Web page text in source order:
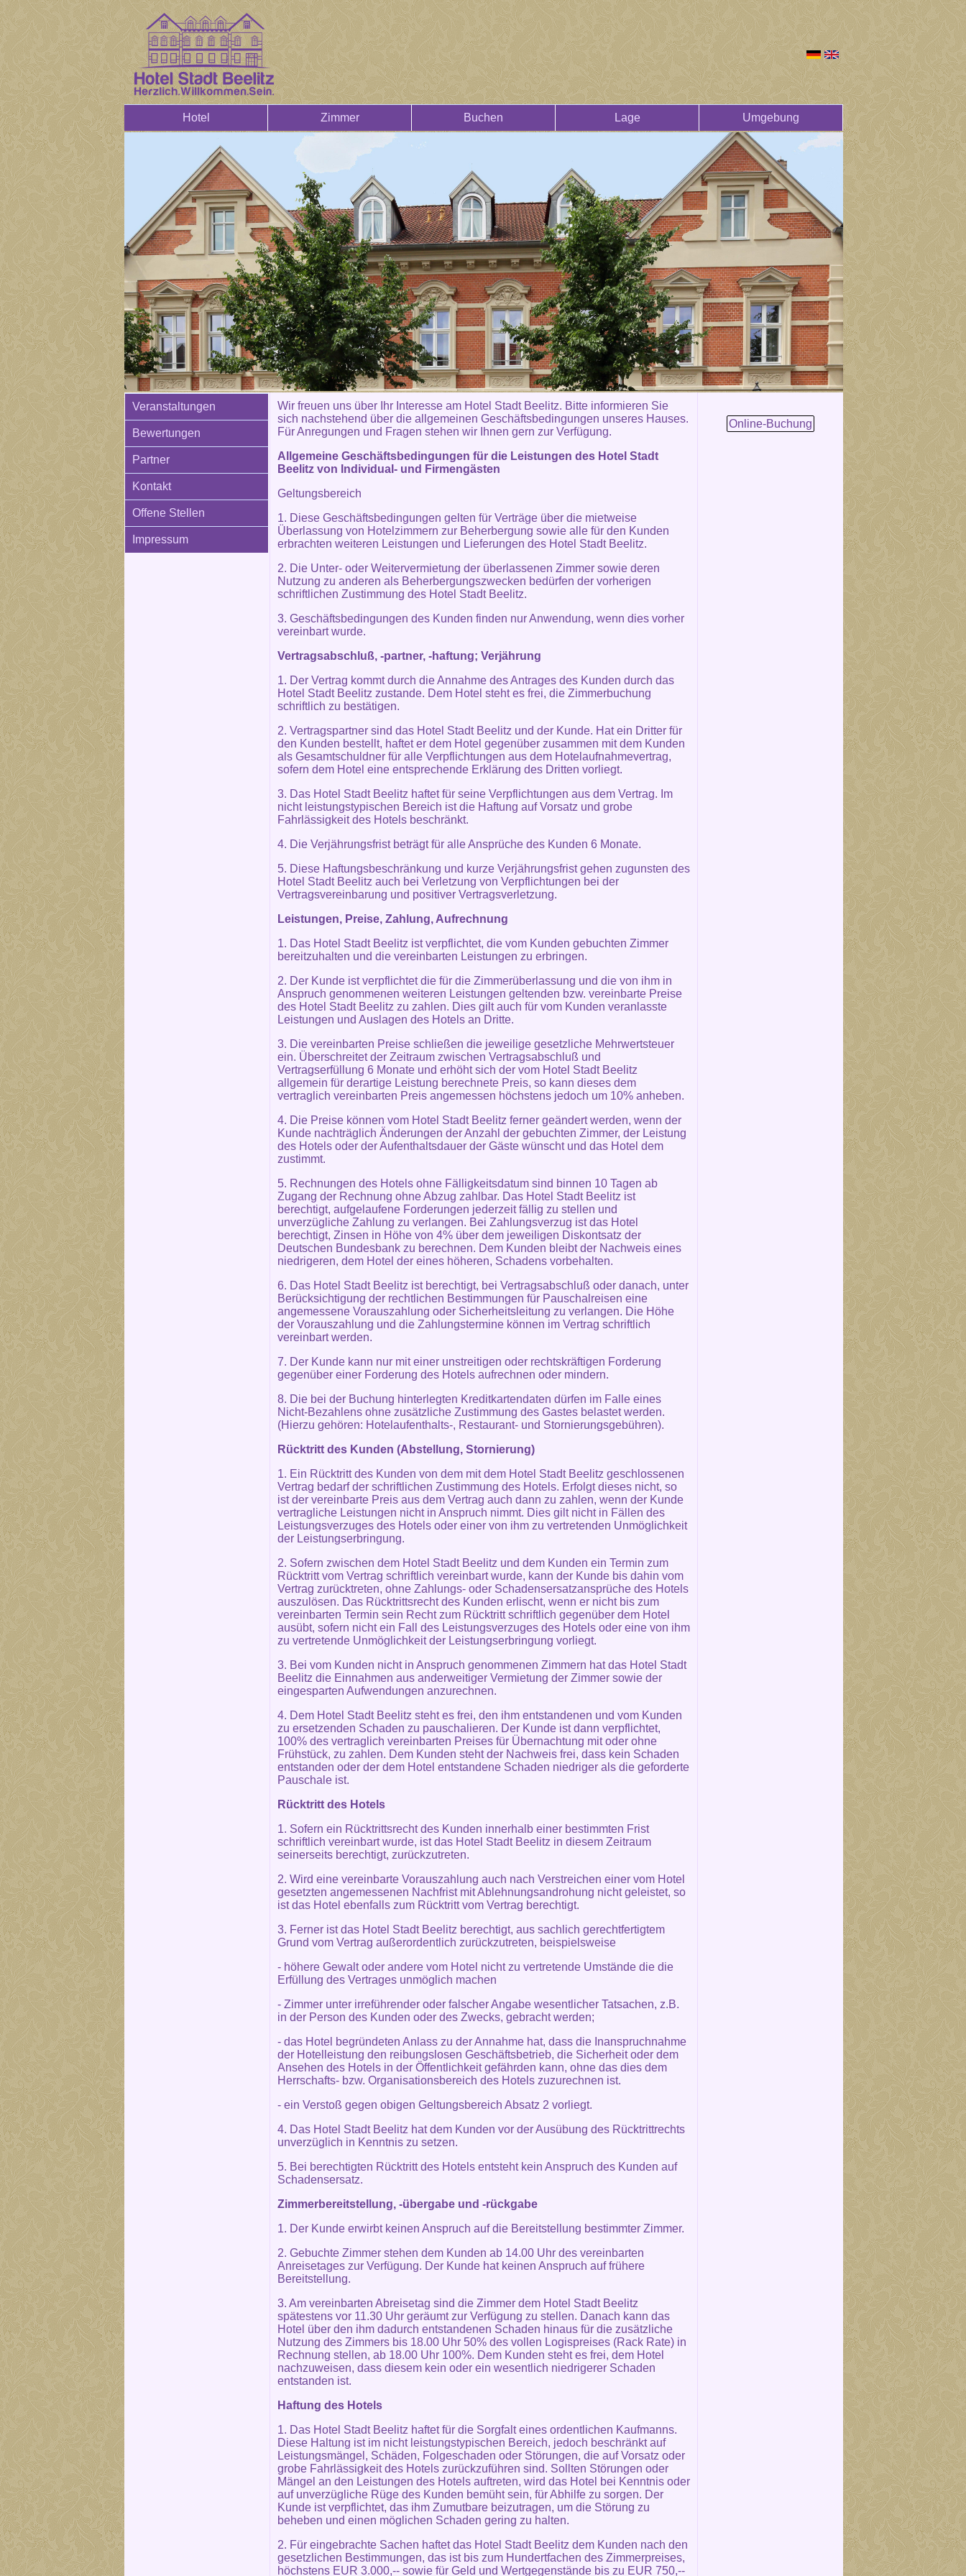
Hotel Zimmer Buchen Lage Umgebung
Veranstaltungen
Bewertungen
Partner
Kontakt
Offene Stellen
Impressum
Wir freuen uns über Ihr Interesse am Hotel Stadt Beelitz. Bitte informieren Sie
sich nachstehend über die allgemeinen Geschäftsbedingungen unseres Hauses.
Für Anregungen und Fragen stehen wir Ihnen gern zur Verfügung.
Allgemeine Geschäftsbedingungen für die Leistungen des Hotel Stadt
Beelitz von Individual- und Firmengästen
Geltungsbereich
1. Diese Geschäftsbedingungen gelten für Verträge über die mietweise
Überlassung von Hotelzimmern zur Beherbergung sowie alle für den Kunden
erbrachten weiteren Leistungen und Lieferungen des Hotel Stadt Beelitz.
2. Die Unter- oder Weitervermietung der überlassenen Zimmer sowie deren
Nutzung zu anderen als Beherbergungszwecken bedürfen der vorherigen
schriftlichen Zustimmung des Hotel Stadt Beelitz.
3. Geschäftsbedingungen des Kunden finden nur Anwendung, wenn dies vorher
vereinbart wurde.
Vertragsabschluß, -partner, -haftung; Verjährung
1. Der Vertrag kommt durch die Annahme des Antrages des Kunden durch das
Hotel Stadt Beelitz zustande. Dem Hotel steht es frei, die Zimmerbuchung
schriftlich zu bestätigen.
2. Vertragspartner sind das Hotel Stadt Beelitz und der Kunde. Hat ein Dritter für
den Kunden bestellt, haftet er dem Hotel gegenüber zusammen mit dem Kunden
als Gesamtschuldner für alle Verpflichtungen aus dem Hotelaufnahmevertrag,
sofern dem Hotel eine entsprechende Erklärung des Dritten vorliegt.
3. Das Hotel Stadt Beelitz haftet für seine Verpflichtungen aus dem Vertrag. Im
nicht leistungstypischen Bereich ist die Haftung auf Vorsatz und grobe
Fahrlässigkeit des Hotels beschränkt.
4. Die Verjährungsfrist beträgt für alle Ansprüche des Kunden 6 Monate.
5. Diese Haftungsbeschränkung und kurze Verjährungsfrist gehen zugunsten des
Hotel Stadt Beelitz auch bei Verletzung von Verpflichtungen bei der
Vertragsvereinbarung und positiver Vertragsverletzung.
Leistungen, Preise, Zahlung, Aufrechnung
1. Das Hotel Stadt Beelitz ist verpflichtet, die vom Kunden gebuchten Zimmer
bereitzuhalten und die vereinbarten Leistungen zu erbringen.
2. Der Kunde ist verpflichtet die für die Zimmerüberlassung und die von ihm in
Anspruch genommenen weiteren Leistungen geltenden bzw. vereinbarte Preise
des Hotel Stadt Beelitz zu zahlen. Dies gilt auch für vom Kunden veranlasste
Leistungen und Auslagen des Hotels an Dritte.
3. Die vereinbarten Preise schließen die jeweilige gesetzliche Mehrwertsteuer
ein. Überschreitet der Zeitraum zwischen Vertragsabschluß und
Vertragserfüllung 6 Monate und erhöht sich der vom Hotel Stadt Beelitz
allgemein für derartige Leistung berechnete Preis, so kann dieses dem
vertraglich vereinbarten Preis angemessen höchstens jedoch um 10% anheben.
4. Die Preise können vom Hotel Stadt Beelitz ferner geändert werden, wenn der
Kunde nachträglich Änderungen der Anzahl der gebuchten Zimmer, der Leistung
des Hotels oder der Aufenthaltsdauer der Gäste wünscht und das Hotel dem
zustimmt.
5. Rechnungen des Hotels ohne Fälligkeitsdatum sind binnen 10 Tagen ab
Zugang der Rechnung ohne Abzug zahlbar. Das Hotel Stadt Beelitz ist
berechtigt, aufgelaufene Forderungen jederzeit fällig zu stellen und
unverzügliche Zahlung zu verlangen. Bei Zahlungsverzug ist das Hotel
berechtigt, Zinsen in Höhe von 4% über dem jeweiligen Diskontsatz der
Deutschen Bundesbank zu berechnen. Dem Kunden bleibt der Nachweis eines
niedrigeren, dem Hotel der eines höheren, Schadens vorbehalten.
6. Das Hotel Stadt Beelitz ist berechtigt, bei Vertragsabschluß oder danach, unter
Berücksichtigung der rechtlichen Bestimmungen für Pauschalreisen eine
angemessene Vorauszahlung oder Sicherheitsleitung zu verlangen. Die Höhe
der Vorauszahlung und die Zahlungstermine können im Vertrag schriftlich
vereinbart werden.
7. Der Kunde kann nur mit einer unstreitigen oder rechtskräftigen Forderung
gegenüber einer Forderung des Hotels aufrechnen oder mindern.
8. Die bei der Buchung hinterlegten Kreditkartendaten dürfen im Falle eines
Nicht-Bezahlens ohne zusätzliche Zustimmung des Gastes belastet werden.
(Hierzu gehören: Hotelaufenthalts-, Restaurant- und Stornierungsgebühren).
Rücktritt des Kunden (Abstellung, Stornierung)
1. Ein Rücktritt des Kunden von dem mit dem Hotel Stadt Beelitz geschlossenen
Vertrag bedarf der schriftlichen Zustimmung des Hotels. Erfolgt dieses nicht, so
ist der vereinbarte Preis aus dem Vertrag auch dann zu zahlen, wenn der Kunde
vertragliche Leistungen nicht in Anspruch nimmt. Dies gilt nicht in Fällen des
Leistungsverzuges des Hotels oder einer von ihm zu vertretenden Unmöglichkeit
der Leistungserbringung.
2. Sofern zwischen dem Hotel Stadt Beelitz und dem Kunden ein Termin zum
Rücktritt vom Vertrag schriftlich vereinbart wurde, kann der Kunde bis dahin vom
Vertrag zurücktreten, ohne Zahlungs- oder Schadensersatzansprüche des Hotels
auszulösen. Das Rücktrittsrecht des Kunden erlischt, wenn er nicht bis zum
vereinbarten Termin sein Recht zum Rücktritt schriftlich gegenüber dem Hotel
ausübt, sofern nicht ein Fall des Leistungsverzuges des Hotels oder eine von ihm
zu vertretende Unmöglichkeit der Leistungserbringung vorliegt.
3. Bei vom Kunden nicht in Anspruch genommenen Zimmern hat das Hotel Stadt
Beelitz die Einnahmen aus anderweitiger Vermietung der Zimmer sowie der
eingesparten Aufwendungen anzurechnen.
4. Dem Hotel Stadt Beelitz steht es frei, den ihm entstandenen und vom Kunden
zu ersetzenden Schaden zu pauschalieren. Der Kunde ist dann verpflichtet,
100% des vertraglich vereinbarten Preises für Übernachtung mit oder ohne
Frühstück, zu zahlen. Dem Kunden steht der Nachweis frei, dass kein Schaden
entstanden oder der dem Hotel entstandene Schaden niedriger als die geforderte
Pauschale ist.
Rücktritt des Hotels
1. Sofern ein Rücktrittsrecht des Kunden innerhalb einer bestimmten Frist
schriftlich vereinbart wurde, ist das Hotel Stadt Beelitz in diesem Zeitraum
seinerseits berechtigt, zurückzutreten.
2. Wird eine vereinbarte Vorauszahlung auch nach Verstreichen einer vom Hotel
gesetzten angemessenen Nachfrist mit Ablehnungsandrohung nicht geleistet, so
ist das Hotel ebenfalls zum Rücktritt vom Vertrag berechtigt.
3. Ferner ist das Hotel Stadt Beelitz berechtigt, aus sachlich gerechtfertigtem
Grund vom Vertrag außerordentlich zurückzutreten, beispielsweise
- höhere Gewalt oder andere vom Hotel nicht zu vertretende Umstände die die
Erfüllung des Vertrages unmöglich machen
- Zimmer unter irreführender oder falscher Angabe wesentlicher Tatsachen, z.B.
in der Person des Kunden oder des Zwecks, gebracht werden;
- das Hotel begründeten Anlass zu der Annahme hat, dass die Inanspruchnahme
der Hotelleistung den reibungslosen Geschäftsbetrieb, die Sicherheit oder dem
Ansehen des Hotels in der Öffentlichkeit gefährden kann, ohne das dies dem
Herrschafts- bzw. Organisationsbereich des Hotels zuzurechnen ist.
- ein Verstoß gegen obigen Geltungsbereich Absatz 2 vorliegt.
4. Das Hotel Stadt Beelitz hat dem Kunden vor der Ausübung des Rücktrittrechts
unverzüglich in Kenntnis zu setzen.
5. Bei berechtigten Rücktritt des Hotels entsteht kein Anspruch des Kunden auf
Schadensersatz.
Zimmerbereitstellung, -übergabe und -rückgabe
1. Der Kunde erwirbt keinen Anspruch auf die Bereitstellung bestimmter Zimmer.
2. Gebuchte Zimmer stehen dem Kunden ab 14.00 Uhr des vereinbarten
Anreisetages zur Verfügung. Der Kunde hat keinen Anspruch auf frühere
Bereitstellung.
3. Am vereinbarten Abreisetag sind die Zimmer dem Hotel Stadt Beelitz
spätestens vor 11.30 Uhr geräumt zur Verfügung zu stellen. Danach kann das
Hotel über den ihm dadurch entstandenen Schaden hinaus für die zusätzliche
Nutzung des Zimmers bis 18.00 Uhr 50% des vollen Logispreises (Rack Rate) in
Rechnung stellen, ab 18.00 Uhr 100%. Dem Kunden steht es frei, dem Hotel
nachzuweisen, dass diesem kein oder ein wesentlich niedrigerer Schaden
entstanden ist.
Haftung des Hotels
1. Das Hotel Stadt Beelitz haftet für die Sorgfalt eines ordentlichen Kaufmanns.
Diese Haltung ist im nicht leistungstypischen Bereich, jedoch beschränkt auf
Leistungsmängel, Schäden, Folgeschaden oder Störungen, die auf Vorsatz oder
grobe Fahrlässigkeit des Hotels zurückzuführen sind. Sollten Störungen oder
Mängel an den Leistungen des Hotels auftreten, wird das Hotel bei Kenntnis oder
auf unverzügliche Rüge des Kunden bemüht sein, für Abhilfe zu sorgen. Der
Kunde ist verpflichtet, das ihm Zumutbare beizutragen, um die Störung zu
beheben und einen möglichen Schaden gering zu halten.
2. Für eingebrachte Sachen haftet das Hotel Stadt Beelitz dem Kunden nach den
gesetzlichen Bestimmungen, das ist bis zum Hundertfachen des Zimmerpreises,
höchstens EUR 3.000,-- sowie für Geld und Wertgegenstände bis zu EUR 750,--
Online-Buchung